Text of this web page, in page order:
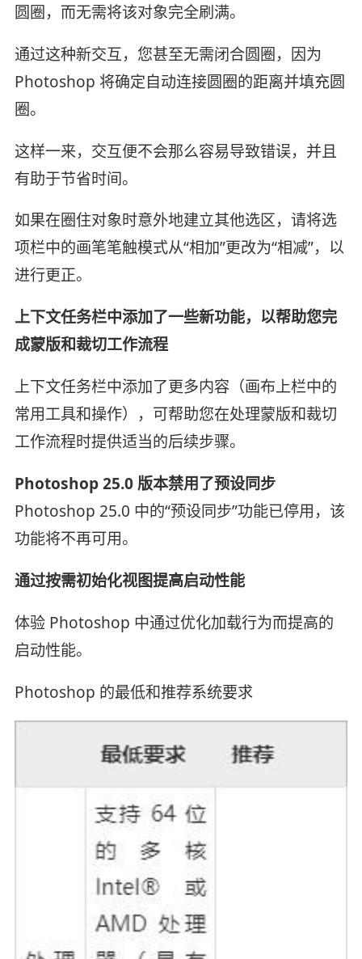
圆圈，而无需将该对象完全刷满。
通过这种新交互，您甚至无需闭合圆圈，因为
Photoshop 将确定自动连接圆圈的距离并填充圆
圈。
这样一来，交互便不会那么容易导致错误，并且
有助于节省时间。
如果在圈住对象时意外地建立其他选区，请将选
项栏中的画笔笔触模式从“相加”更改为“相减”，以
进行更正。
上下文任务栏中添加了一些新功能，以帮助您完
成蒙版和裁切工作流程
上下文任务栏中添加了更多内容（画布上栏中的
常用工具和操作），可帮助您在处理蒙版和裁切
工作流程时提供适当的后续步骤。
Photoshop 25.0 版本禁用了预设同步
Photoshop 25.0 中的“预设同步”功能已停用，该
功能将不再可用。
通过按需初始化视图提高启动性能
体验 Photoshop 中通过优化加载行为而提高的
启动性能。
Photoshop 的最低和推荐系统要求